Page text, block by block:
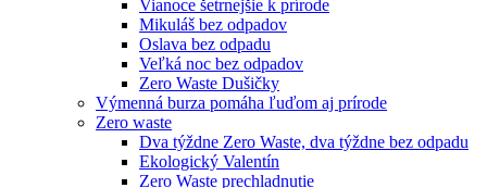
Vianoce šetrnejšie k prírode
Mikuláš bez odpadov
Oslava bez odpadu
Veľká noc bez odpadov
Zero Waste Dušičky
Výmenná burza pomáha ľuďom aj prírode
Zero waste
Dva týždne Zero Waste, dva týždne bez odpadu
Ekologický Valentín
Zero Waste prechladnutie